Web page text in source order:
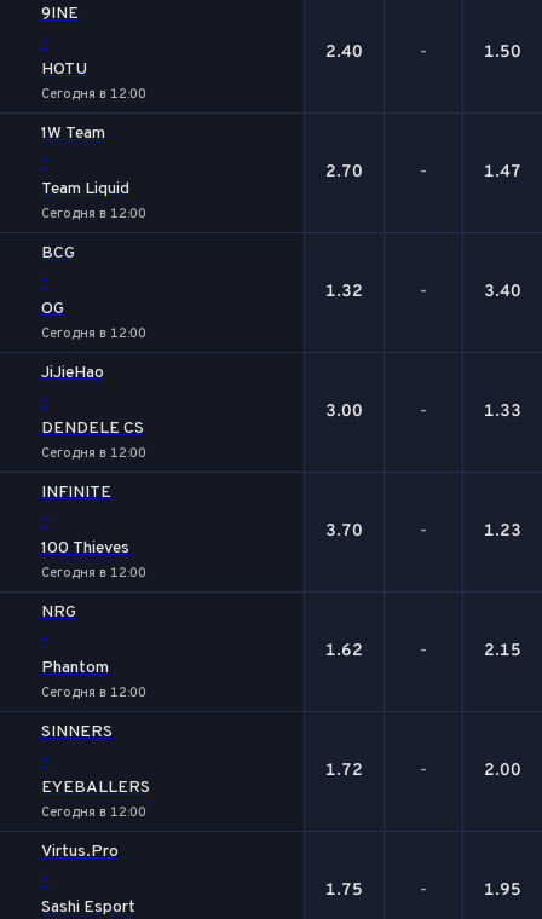
9INE
-
HOTU
Сегодня в 12:00
2.40 - 1.50
1W Team
-
Team Liquid
Сегодня в 12:00
2.70 - 1.47
BCG
-
OG
Сегодня в 12:00
1.32 - 3.40
JiJieHao
-
DENDELE CS
Сегодня в 12:00
3.00 - 1.33
INFINITE
-
100 Thieves
Сегодня в 12:00
3.70 - 1.23
NRG
-
Phantom
Сегодня в 12:00
1.62 - 2.15
SINNERS
-
EYEBALLERS
Сегодня в 12:00
1.72 - 2.00
Virtus.Pro
-
Sashi Esport
1.75 - 1.95